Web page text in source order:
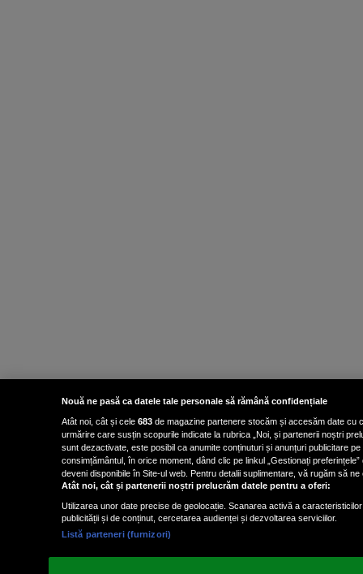
Nouă ne pasă ca datele tale personale să rămână confidențiale
Atât noi, cât și cele 683 de magazine partenere stocăm și accesăm date cu
urmărire care susțin scopurile indicate la rubrica „Noi, și partenerii noștri
sunt dezactivate, este posibil ca anumite conținuturi și anunțuri publicitare
consimțământul, în orice moment, dând clic pe linkul „Gestionați
deveni disponibile în Site-ul web. Pentru detalii suplimentare, vă rugăm să
Atât noi, cât și partenerii noștri prelucrăm datele pentru a oferi:
Utilizarea unor date precise de geolocație. Scanarea activă a
publicității și de conținut, cercetarea audienței și dezvoltarea serviciilor.
Listă parteneri (furnizori)